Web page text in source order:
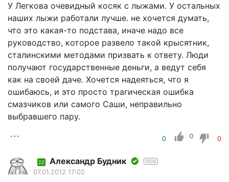
У Легкова очевидный косяк с лыжами. У остальных
наших лыжи работали лучше. не хочется думать,
что это какая-то подстава, иначе надо все
руководство, которое развело такой крысятник,
сталинскими методами призвать к ответу. Люди
получают государственные деньги, а ведут себя
как на своей даче. Хочется надеяться, что я
ошибаюсь, и это просто трагическая ошибка
смазчиков или самого Саши, неправильно
выбравшего пару.
0 0 0
22 Александр Будник 1909
07.01.2012 17:02